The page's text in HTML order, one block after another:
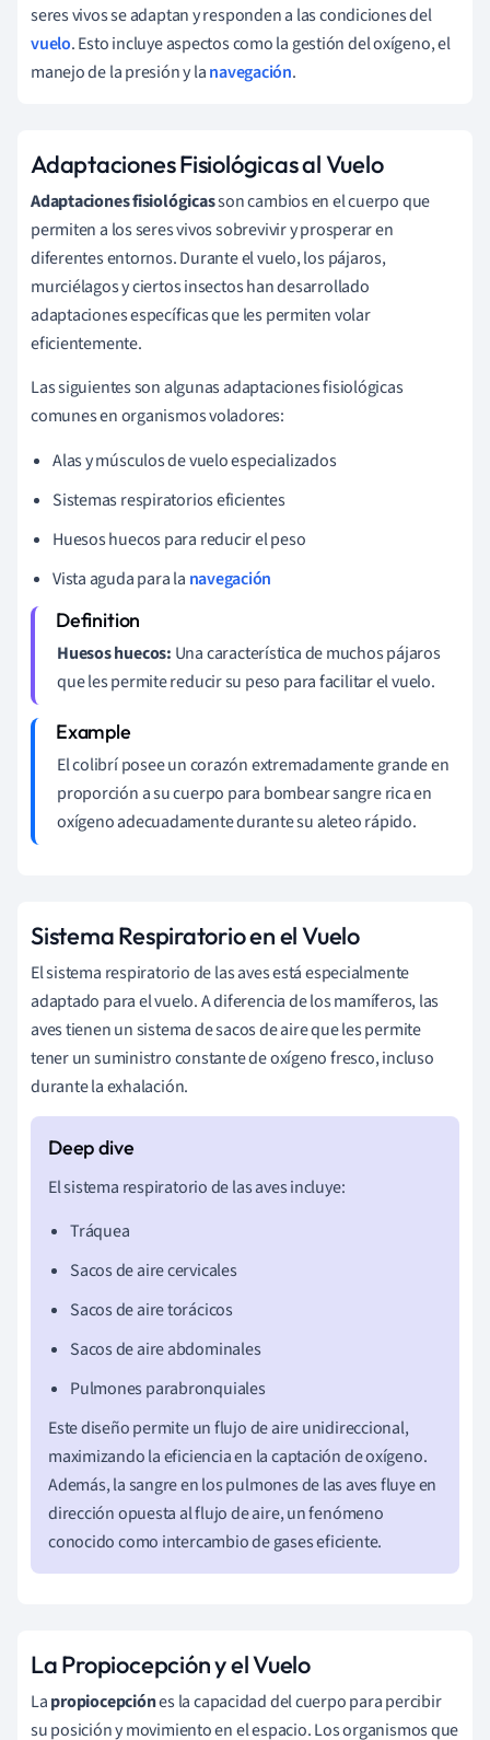
seres vivos se adaptan y responden a las condiciones del
vuelo. Esto incluye aspectos como la gestión del oxígeno, el
manejo de la presión y lanavegación.
Adaptaciones Fisiológicas al Vuelo
Adaptaciones fisiológicasson cambios en el cuerpo que
permiten a los seres vivos sobrevivir y prosperar en
diferentes entornos. Durante el vuelo, los pájaros,
murciélagos y ciertos insectos han desarrollado
adaptaciones específicas que les permiten volar
eficientemente.
Las siguientes son algunas adaptaciones fisiológicas
comunes en organismos voladores:
Alas y músculos de vuelo especializados
Sistemas respiratorios eficientes
Huesos huecos para reducir el peso
Vista aguda para la navegación
Huesos huecos: Una característica de muchos pájaros
que les permite reducir su peso para facilitar el vuelo.
El colibrí posee un corazón extremadamente grande en
proporción a su cuerpo para bombear sangre rica en
oxígeno adecuadamente durante su aleteo rápido.
Sistema Respiratorio en el Vuelo
El sistema respiratorio de las aves está especialmente
adaptado para el vuelo. A diferencia de los mamíferos, las
aves tienen un sistema de sacos de aire que les permite
tener un suministro constante de oxígeno fresco, incluso
durante la exhalación.
El sistema respiratorio de las aves incluye:
Tráquea
Sacos de aire cervicales
Sacos de aire torácicos
Sacos de aire abdominales
Pulmones parabronquiales
Este diseño permite un flujo de aire unidireccional,
maximizando la eficiencia en la captación de oxígeno.
Además, la sangre en los pulmones de las aves fluye en
dirección opuesta al flujo de aire, un fenómeno
conocido como intercambio de gases eficiente.
La Propiocepción y el Vuelo
Lapropiocepciónes la capacidad del cuerpo para percibir
su posición y movimiento en el espacio. Los organismos que